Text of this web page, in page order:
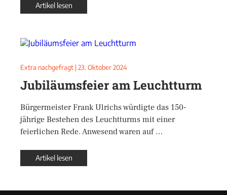
Artikel lesen
Extra nachgefragt | 23. Oktober 2024
Jubiläumsfeier am Leuchtturm
Bürgermeister Frank Ulrichs würdigte das 150-
jährige Bestehen des Leuchtturms mit einer
feierlichen Rede. Anwesend waren auf …
Artikel lesen